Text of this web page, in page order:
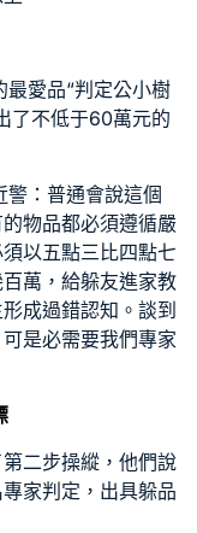
愛品“判定公小樹
了不低于60萬元的
警：普通會說這個
物品都必須遵循嚴
以五點三比四點七
萬，給躲友進家教
成過錯認知。談到
是必需要我們專家
二步操縱，他們說
家判定，出具躲品